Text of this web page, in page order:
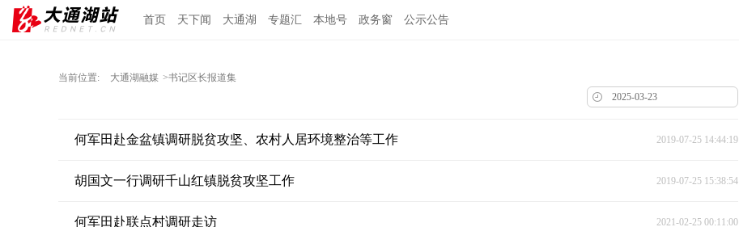
首页 天下闻 大通湖 专题汇 本地号 政务窗 公示公告
当前位置: 大通湖融媒 >书记区长报道集
何军田赴金盆镇调研脱贫攻坚、农村人居环境整治等工作 2019-07-25 14:44:19
胡国文一行调研千山红镇脱贫攻坚工作 2019-07-25 15:38:54
何军田赴联点村调研走访 2021-02-25 00:11:00